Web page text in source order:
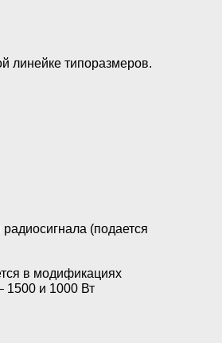
линейке типоразмеров.
(подается
в модификациях
1500 и 1000 Вт